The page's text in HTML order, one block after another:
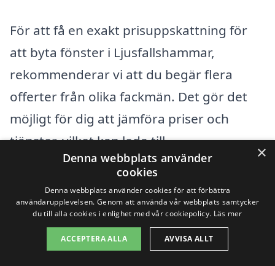
För att få en exakt prisuppskattning för
att byta fönster i Ljusfallshammar,
rekommenderar vi att du begär flera
offerter från olika fackmän. Det gör det
möjligt för dig att jämföra priser och
tjänster, vilket kan leda till
kostnadseffektiva alternativ. Samtidigt
kan det vara fördelaktigt att inte bara
fokusera på priset, utan även titta på
kvalitet och garantier som företagen
erbjuder.
×
Denna webbplats använder
cookies
Denna webbplats använder cookies för att förbättra
användarupplevelsen. Genom att använda vår webbplats samtycker
du till alla cookies i enlighet med vår cookiepolicy. Läs mer
ACCEPTERA ALLA AVVISA ALLT